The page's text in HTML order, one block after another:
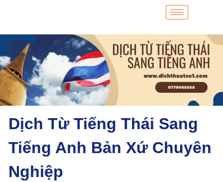
Dịch Từ Tiếng Thái Sang
Tiếng Anh Bản Xứ Chuyên
Nghiệp